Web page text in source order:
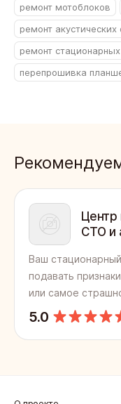
ремонт мотоблоков
ремонт акустических
ремонт
перепрошивка
Центр
СТО и
Ваш
подавать
или самое
произошло?
обратиться за
комплектации
5.0